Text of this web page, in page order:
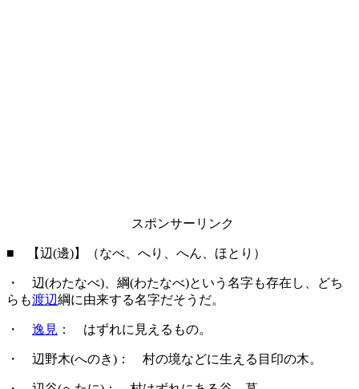
スポンサーリンク
■ 【辺(邊)】（なべ、へり、へん、ほとり）
・ 辺(わたなべ)、綱(わたなべ)という名字も存在し、どち
らも渡辺綱に由来する名字だそうだ。
・ 逸見 ： はずれに見えるもの。
・ 辺野木(へのき)： 村の境などに生える目印の木。